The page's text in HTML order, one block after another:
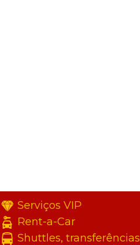
Serviços VIP
Rent-a-Car
Shuttles, transferências